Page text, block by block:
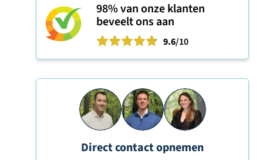
98%van onze klanten
beveelt ons aan
9.6/10
Direct contact opnemen